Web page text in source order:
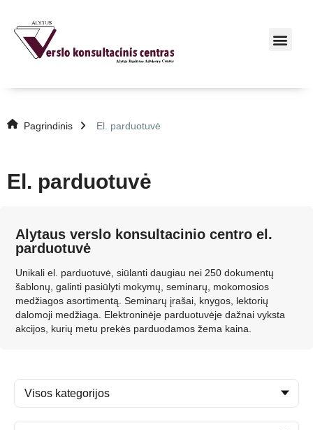
Pagrindinis El. parduotuvė
El. parduotuvė
Alytaus verslo konsultacinio centro el.
parduotuvė
Unikali el. parduotuvė, siūlanti daugiau nei 250 dokumentų
šablonų, galinti pasiūlyti mokymų, seminarų, mokomosios
medžiagos asortimentą. Seminarų įrašai, knygos, lektorių
dalomoji medžiaga. Elektroninėje parduotuvėje dažnai vyksta
akcijos, kurių metu prekės parduodamos žema kaina.